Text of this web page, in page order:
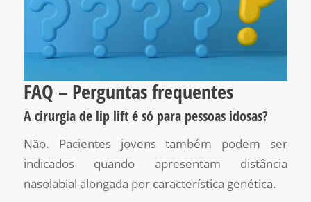
FAQ – Perguntas frequentes
A cirurgia de lip lift é só para pessoas idosas?
Não. Pacientes jovens também podem ser
indicados quando apresentam distância
nasolabial alongada por característica genética.